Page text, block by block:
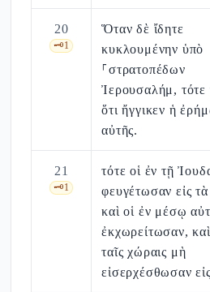
20
🗝️1
Ὅταν δὲ ἴδητε
κυκλουμένην ὑπὸ
⸀στρατοπέδων
Ἰερουσαλήμ, τότε
ὅτι ἤγγικεν ἡ
αὐτῆς.
21
🗝️1
τότε οἱ ἐν τῇ
φευγέτωσαν εἰς
καὶ οἱ ἐν μέσῳ
ἐκχωρείτωσαν,
ταῖς χώραις μὴ
εἰσερχέσθωσαν